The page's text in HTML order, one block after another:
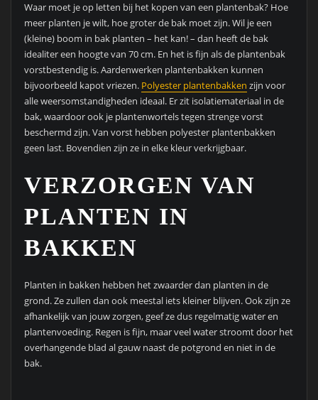
Waar moet je op letten bij het kopen van een plantenbak? Hoe
meer planten je wilt, hoe groter de bak moet zijn. Wil je een
(kleine) boom in bak planten – het kan! – dan heeft de bak
idealiter een hoogte van 70 cm. En het is fijn als de plantenbak
vorstbestendig is. Aardenwerken plantenbakken kunnen
bijvoorbeeld kapot vriezen. Polyester plantenbakken zijn voor
alle weersomstandigheden ideaal. Er zit isolatiemateriaal in de
bak, waardoor ook je plantenwortels tegen strenge vorst
beschermd zijn. Van vorst hebben polyester plantenbakken
geen last. Bovendien zijn ze in elke kleur verkrijgbaar.
VERZORGEN VAN
PLANTEN IN
BAKKEN
Planten in bakken hebben het zwaarder dan planten in de
grond. Ze zullen dan ook meestal iets kleiner blijven. Ook zijn ze
afhankelijk van jouw zorgen, geef ze dus regelmatig water en
plantenvoeding. Regen is fijn, maar veel water stroomt door het
overhangende blad al gauw naast de potgrond en niet in de
bak.